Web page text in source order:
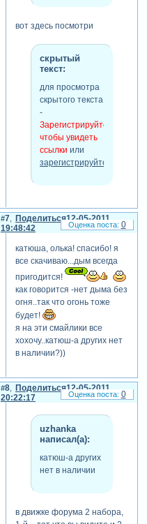
вот здесь посмотри
скрытый
текст:
для просмотра
скрытого текста
-
Зарегистрируйтесь,
чтобы увидеть
ссылки или
зарегистрируйтесь
Поделиться
7
12-05-2011
19:48:42
катюша, олька! спасибо! я
все скачиваю...дым всегда
пригодится!
как говорится -нет дыма без
огня..так что огонь тоже
будет!
я на эти смайлики все
хохочу..катюш-а других нет
в наличии?))
0
Поделиться
8
12-05-2011
20:22:17
uzhanka
написал(а):
катюш-а других
нет в наличии
в движке форума 2 набора,
0